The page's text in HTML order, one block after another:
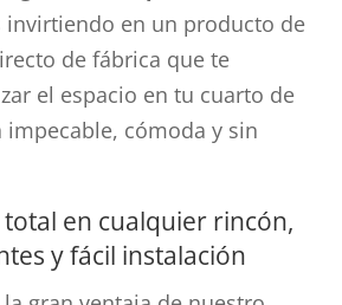
invirtiendo en un producto de
de fábrica que te
el espacio en tu cuarto de
impecable, cómoda y sin
en cualquier rincón,
y fácil instalación